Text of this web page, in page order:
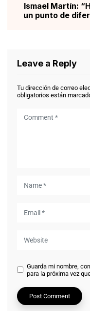
Ismael Martín:
un punto de
Leave a Reply
Tu dirección de correo
obligatorios están
Guarda mi nombre,
para la próxima vez